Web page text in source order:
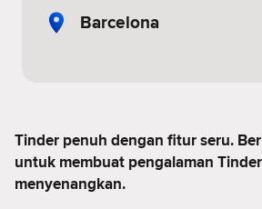
Barcelona
Tinder penuh dengan fitur seru.
untuk membuat pengalaman
menyenangkan.